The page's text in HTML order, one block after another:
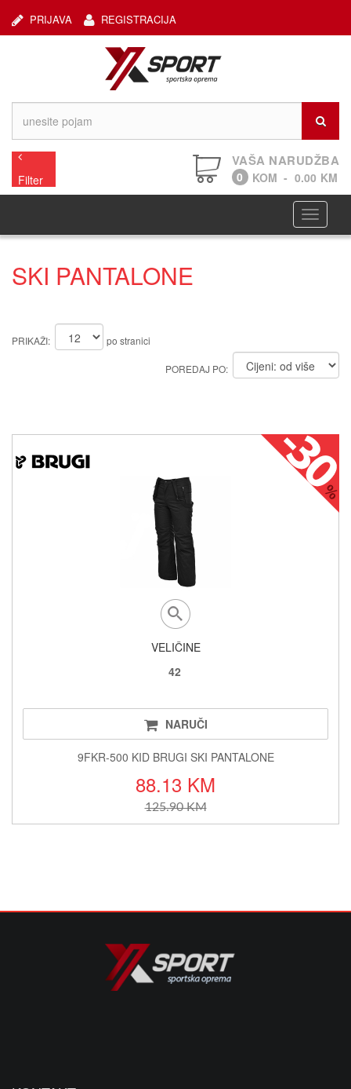
REGISTRACIJA
PRIJAVA
Filter
VAŠA NARUDŽBA
0 KOM - 0.00 KM
SKI PANTALONE
PRIKAŽI: po stranici
POREDAJ PO:
VELIČINE
42
NARUČI
9FKR-500 KID BRUGI SKI PANTALONE
88.13 KM
125.90 KM